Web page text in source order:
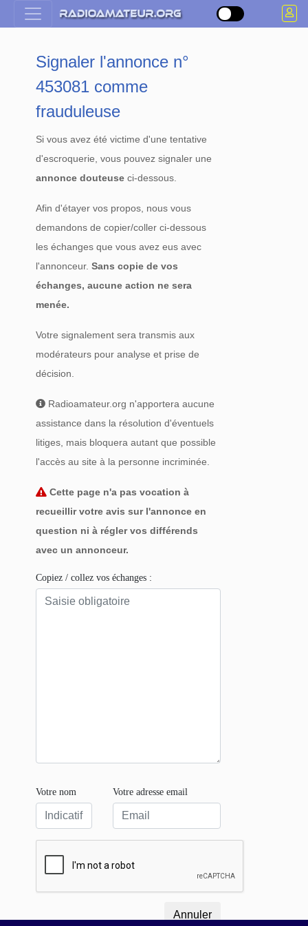
Signaler l'annonce n°
453081 comme
frauduleuse
Si vous avez été victime d'une tentative
d'escroquerie, vous pouvez signaler une
annonce douteuse ci-dessous.
Afin d'étayer vos propos, nous vous
demandons de copier/coller ci-dessous
les échanges que vous avez eus avec
l'annonceur.Sans copie de vos
échanges, aucune action ne sera
menée.
Votre signalement sera transmis aux
modérateurs pour analyse et prise de
décision.
Radioamateur.org n'apportera aucune
assistance dans la résolution d'éventuels
litiges, mais bloquera autant que possible
l'accès au site à la personne incriminée.
Cette page n'a pas vocation à
recueillir votre avis sur l'annonce en
question ni à régler vos différends
avec un annonceur.
Copiez / collez vos échanges :
Votre nom Votre adresse email